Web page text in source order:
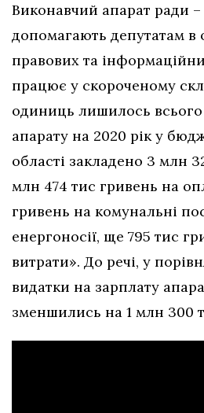
Виконавчий апарат ради
допомагають депутатам в
правових та
працює у скороченому
одиниць лишилось
апарату на 2020 рік у
області закладено 3 млн
млн 474 тис гривень на
гривень на комунальні
енергоносії, ще 795 тис
витрати». До речі, у
видатки на зарплату
зменшились на 1 млн 300